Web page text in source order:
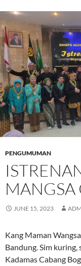
PENGUMUMAN
JUNE 15, 2023
Kang Maman
Bandung. Sim kuring,
Kadamas Cabang